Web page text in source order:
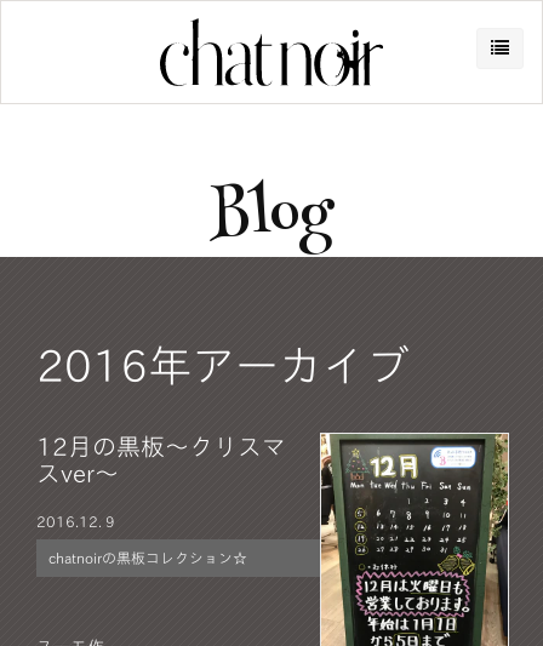
Blog
2016年アーカイブ
12月の黒板～クリスマ
スver～
2016. 12. 9
chatnoirの黒板コレクション☆